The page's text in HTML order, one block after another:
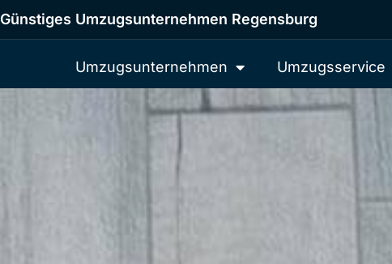
Günstiges Umzugsunternehmen Regensburg
Umzugsunternehmen Umzugsservice